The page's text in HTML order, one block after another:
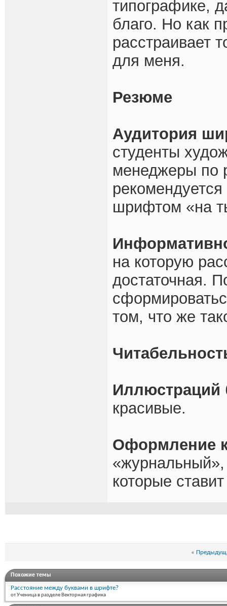
типографике,
благо. Но как
расстраивает
для меня.
Резюме
Аудитория
студенты
менеджеры по
шрифтом «на
на которую
достаточная.
том, что же
Иллюстраций
красивые.
Оформление
«журнальный»,
которые
«
Похожие темы
Расстояние между буквами в шрифте?
от Ученица в разделе Векторная графика